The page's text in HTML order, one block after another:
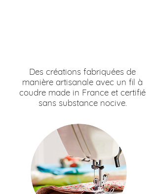
Des créations fabriquées de
manière artisanale avec un fil à
coudre made in France et certifié
sans substance nocive.